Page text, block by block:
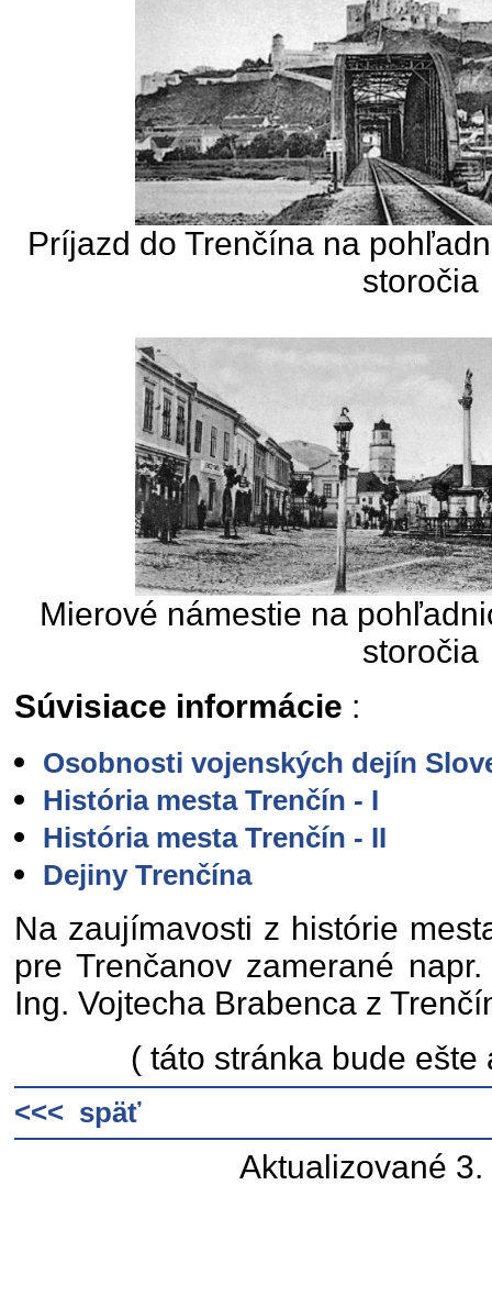
Príjazd do Trenčína na
storočia
Mierové námestie na
storočia
Súvisiace informácie :
Osobnosti vojenských dejín
História mesta Trenčín - I
História mesta Trenčín - II
Dejiny Trenčína
Na zaujímavosti z histórie
pre Trenčanov zamerané
Ing. Vojtecha Brabenca z
( táto stránka bude ešte
<<< späť
Aktualizované 3.